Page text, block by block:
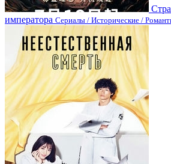
императора Сериалы / Исторические /